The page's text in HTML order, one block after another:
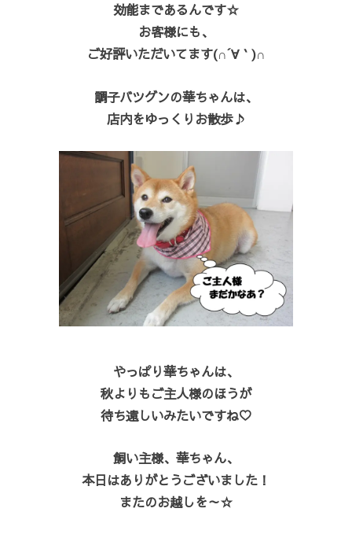
効能まであるんです☆
お客様にも、
ご好評いただいてます(∩´∀｀)∩
調子バツグンの華ちゃんは、
店内をゆっくりお散歩♪
やっぱり華ちゃんは、
秋よりもご主人様のほうが
待ち遠しいみたいですね♡
飼い主様、華ちゃん、
本日はありがとうございました！
またのお越しを～☆